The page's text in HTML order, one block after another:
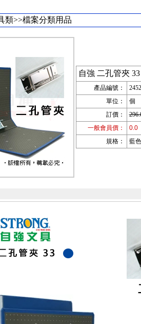
類>>檔案分類用品
自強 二孔管夾 33
產品編號：
單位：
個
訂價：
一般會員價：
0.0
規格：
藍